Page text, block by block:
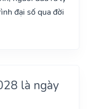
đại số qua đời
là ngày